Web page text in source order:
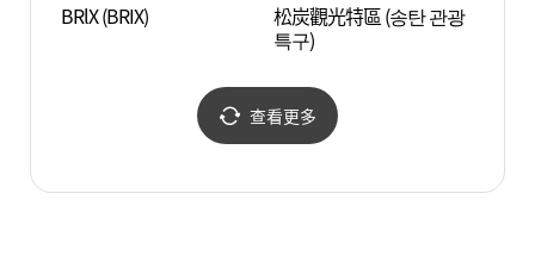
BRlX (BRIX)
松炭觀光特區 (송탄 관광
특구)
查看更多